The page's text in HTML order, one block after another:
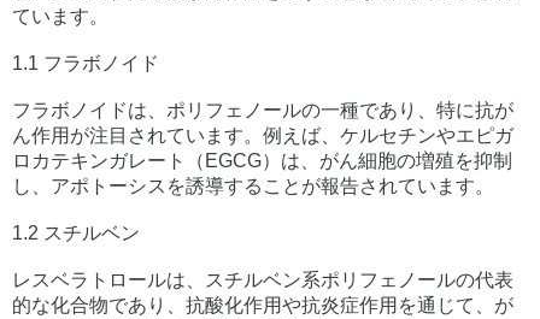
ています。
1.1 フラボノイド
フラボノイドは、ポリフェノールの一種であり、特に抗が
ん作用が注目されています。例えば、ケルセチンやエピガ
ロカテキンガレート（EGCG）は、がん細胞の増殖を抑制
し、アポトーシスを誘導することが報告されています。
1.2 スチルベン
レスベラトロールは、スチルベン系ポリフェノールの代表
的な化合物であり、抗酸化作用や抗炎症作用を通じて、が